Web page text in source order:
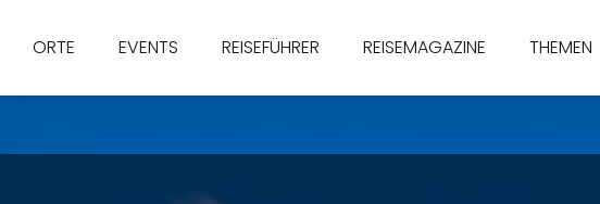
ORTE EVENTS REISEFÜHRER REISEMAGAZINE THEMEN